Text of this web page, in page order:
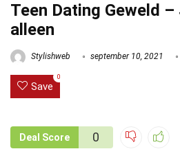
Teen Dating Geweld
alleen
Stylishweb september 10, 2021
Save
0
Deal Score 0